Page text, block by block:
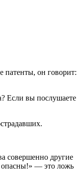
патенты, он говорит:
Если вы послушаете
совершенно другие
опасны!» — это ложь